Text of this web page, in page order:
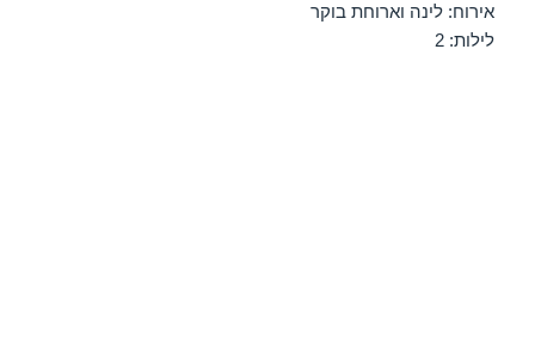
אירוח: לינה וארוחת בוקר
לילות: 2